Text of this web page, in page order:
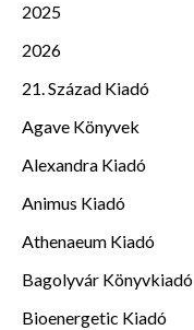
2025
2026
21. Század Kiadó
Agave Könyvek
Alexandra Kiadó
Animus Kiadó
Athenaeum Kiadó
Bagolyvár Könyvkiadó
Bioenergetic Kiadó